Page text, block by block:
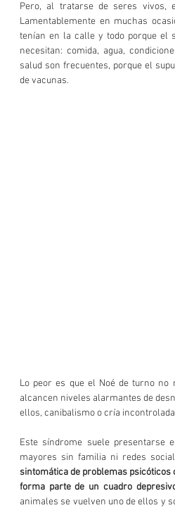
Pero, al tratarse de seres vivos,
Lamentablemente en muchas
tenían en la calle y todo porque el
necesitan: comida, agua,
salud son frecuentes, porque el
de vacunas.
Lo peor es que el Noé de turno no
alcancen niveles alarmantes de
ellos, canibalismo o cría
Este síndrome suele presentarse
mayores sin familia ni redes
sintomática de problemas
forma parte de un cuadro
animales se vuelven uno de ellos y